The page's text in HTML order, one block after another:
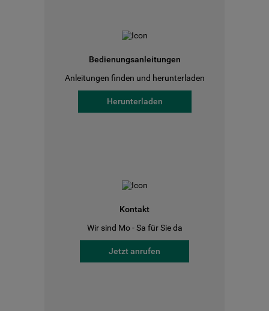
Bedienungsanleitungen
Anleitungen finden und herunterladen
Herunterladen
Kontakt
Wir sind Mo - Sa für Sie da
Jetzt anrufen